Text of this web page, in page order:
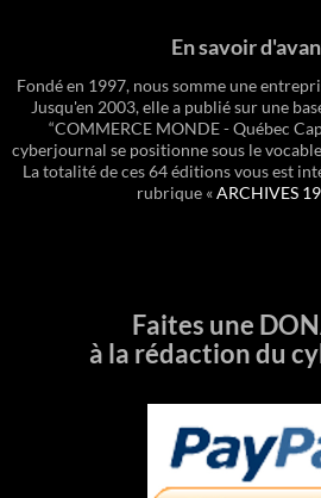
En savoir
Fondé en 1997, nous somme une
Jusqu'en 2003, elle a publié sur une
“COMMERCE MONDE - Québec
cyberjournal se positionne sous le
La totalité de ces 64 éditions vous est
rubrique «ARCHIVES
Faites une
à la rédaction du